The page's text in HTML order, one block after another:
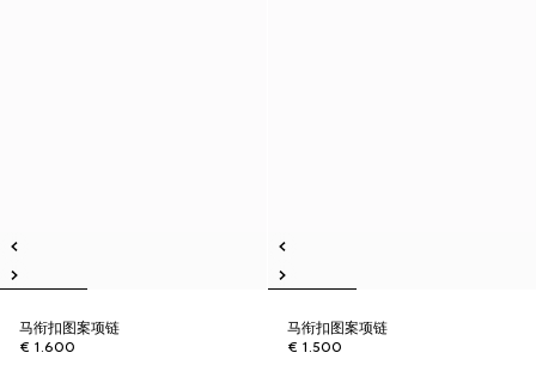
马衔扣图案项链
€ 1.600
马衔扣图案项链
€ 1.500